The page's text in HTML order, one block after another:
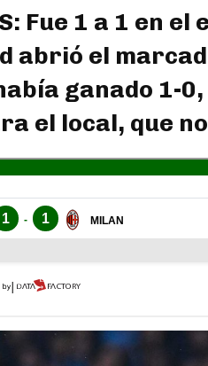
Fue 1 a 1 en
abrió el
ganado 1-
el local, que